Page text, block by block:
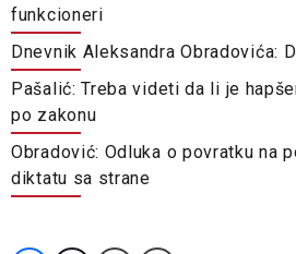
funkcioneri
Dnevnik Aleksandra Obradovića:
Pašalić: Treba videti da li je
po zakonu
Obradović: Odluka o povratku na
diktatu sa strane